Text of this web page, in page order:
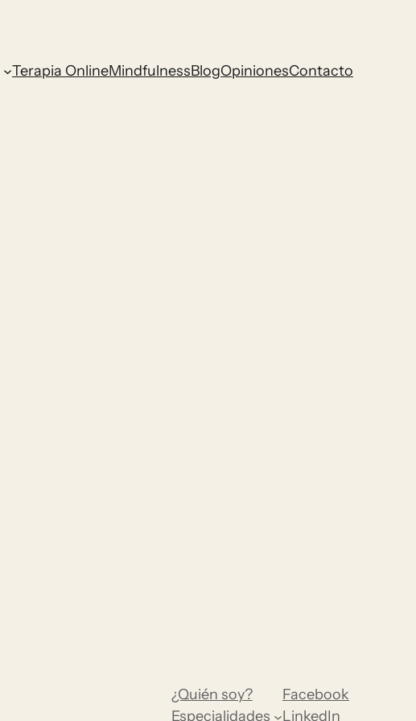
Terapia OnlineMindfulnessBlogOpinionesContacto
¿Quién soy?
Especialidades
Facebook
LinkedIn